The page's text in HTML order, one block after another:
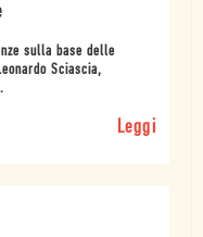
sulla base delle
Sciascia,
Leggi